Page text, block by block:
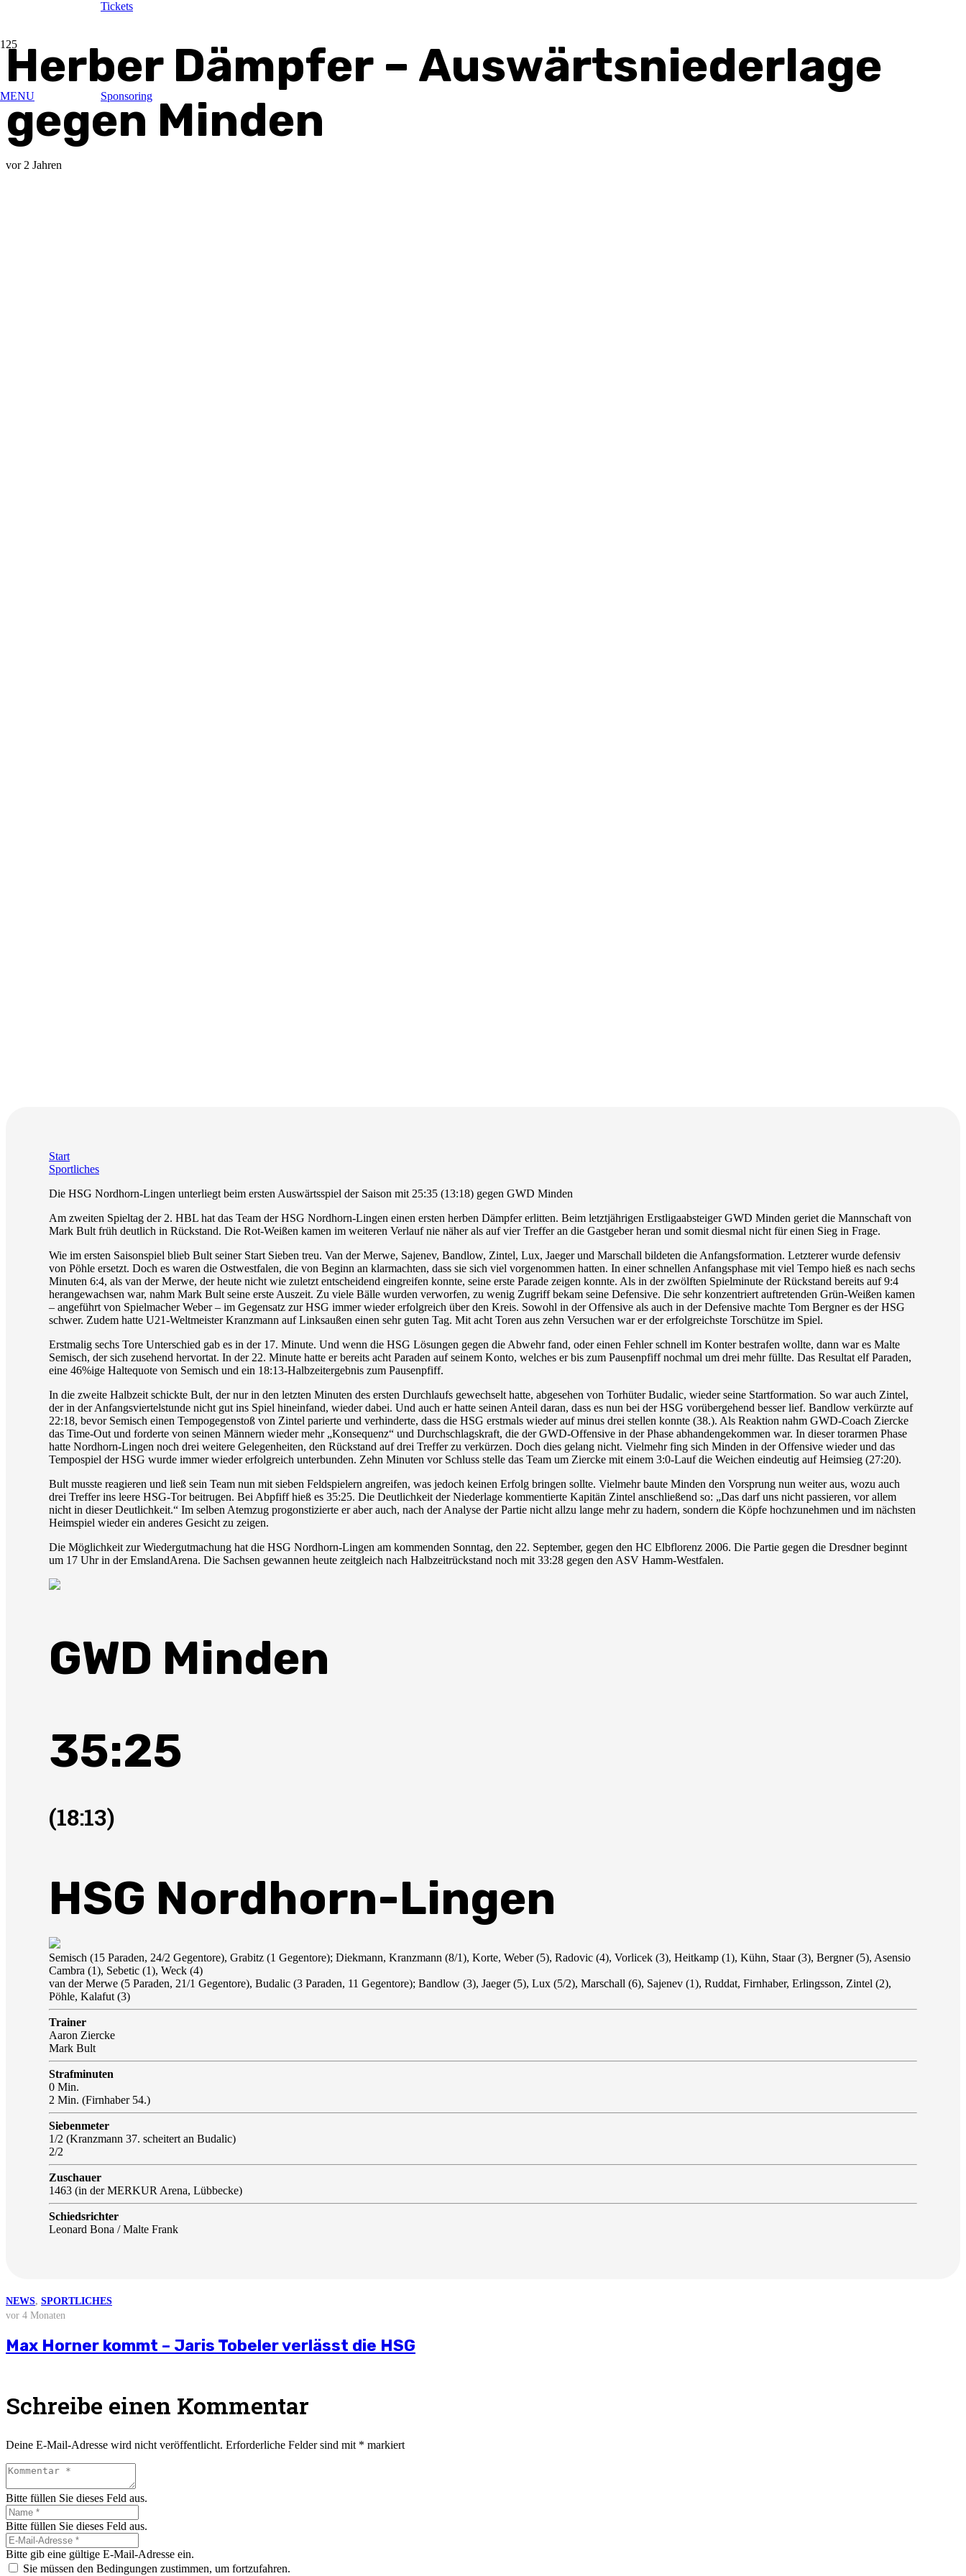
MENU
Tickets
Sponsoring
Herber Dämpfer – Auswärtsniederlage
gegen Minden
vor 2 Jahren
Start
Sportliches
Die HSG Nordhorn-Lingen unterliegt beim ersten Auswärtsspiel der Saison mit 25:35 (13:18) gegen GWD Minden
Am zweiten Spieltag der 2. HBL hat das Team der HSG Nordhorn-Lingen einen ersten herben Dämpfer erlitten. Beim letztjährigen Erstligaabsteiger GWD Minden geriet die Mannschaft von
Mark Bult früh deutlich in Rückstand. Die Rot-Weißen kamen im weiteren Verlauf nie näher als auf vier Treffer an die Gastgeber heran und somit diesmal nicht für einen Sieg in Frage.
Wie im ersten Saisonspiel blieb Bult seiner Start Sieben treu. Van der Merwe, Sajenev, Bandlow, Zintel, Lux, Jaeger und Marschall bildeten die Anfangsformation. Letzterer wurde defensiv
von Pöhle ersetzt. Doch es waren die Ostwestfalen, die von Beginn an klarmachten, dass sie sich viel vorgenommen hatten. In einer schnellen Anfangsphase mit viel Tempo hieß es nach sechs
Minuten 6:4, als van der Merwe, der heute nicht wie zuletzt entscheidend eingreifen konnte, seine erste Parade zeigen konnte. Als in der zwölften Spielminute der Rückstand bereits auf 9:4
herangewachsen war, nahm Mark Bult seine erste Auszeit. Zu viele Bälle wurden verworfen, zu wenig Zugriff bekam seine Defensive. Die sehr konzentriert auftretenden Grün-Weißen kamen
– angeführt von Spielmacher Weber – im Gegensatz zur HSG immer wieder erfolgreich über den Kreis. Sowohl in der Offensive als auch in der Defensive machte Tom Bergner es der HSG
schwer. Zudem hatte U21-Weltmeister Kranzmann auf Linksaußen einen sehr guten Tag. Mit acht Toren aus zehn Versuchen war er der erfolgreichste Torschütze im Spiel.
Erstmalig sechs Tore Unterschied gab es in der 17. Minute. Und wenn die HSG Lösungen gegen die Abwehr fand, oder einen Fehler schnell im Konter bestrafen wollte, dann war es Malte
Semisch, der sich zusehend hervortat. In der 22. Minute hatte er bereits acht Paraden auf seinem Konto, welches er bis zum Pausenpfiff nochmal um drei mehr füllte. Das Resultat elf Paraden,
eine 46%ige Haltequote von Semisch und ein 18:13-Halbzeitergebnis zum Pausenpfiff.
In die zweite Halbzeit schickte Bult, der nur in den letzten Minuten des ersten Durchlaufs gewechselt hatte, abgesehen von Torhüter Budalic, wieder seine Startformation. So war auch Zintel,
der in der Anfangsviertelstunde nicht gut ins Spiel hineinfand, wieder dabei. Und auch er hatte seinen Anteil daran, dass es nun bei der HSG vorübergehend besser lief. Bandlow verkürzte auf
22:18, bevor Semisch einen Tempogegenstoß von Zintel parierte und verhinderte, dass die HSG erstmals wieder auf minus drei stellen konnte (38.). Als Reaktion nahm GWD-Coach Ziercke
das Time-Out und forderte von seinen Männern wieder mehr „Konsequenz“ und Durchschlagskraft, die der GWD-Offensive in der Phase abhandengekommen war. In dieser torarmen Phase
hatte Nordhorn-Lingen noch drei weitere Gelegenheiten, den Rückstand auf drei Treffer zu verkürzen. Doch dies gelang nicht. Vielmehr fing sich Minden in der Offensive wieder und das
Tempospiel der HSG wurde immer wieder erfolgreich unterbunden. Zehn Minuten vor Schluss stelle das Team um Ziercke mit einem 3:0-Lauf die Weichen eindeutig auf Heimsieg (27:20).
Bult musste reagieren und ließ sein Team nun mit sieben Feldspielern angreifen, was jedoch keinen Erfolg bringen sollte. Vielmehr baute Minden den Vorsprung nun weiter aus, wozu auch
drei Treffer ins leere HSG-Tor beitrugen. Bei Abpfiff hieß es 35:25. Die Deutlichkeit der Niederlage kommentierte Kapitän Zintel anschließend so: „Das darf uns nicht passieren, vor allem
nicht in dieser Deutlichkeit.“ Im selben Atemzug progonstizierte er aber auch, nach der Analyse der Partie nicht allzu lange mehr zu hadern, sondern die Köpfe hochzunehmen und im nächsten
Heimspiel wieder ein anderes Gesicht zu zeigen.
Die Möglichkeit zur Wiedergutmachung hat die HSG Nordhorn-Lingen am kommenden Sonntag, den 22. September, gegen den HC Elbflorenz 2006. Die Partie gegen die Dresdner beginnt
um 17 Uhr in der EmslandArena. Die Sachsen gewannen heute zeitgleich nach Halbzeitrückstand noch mit 33:28 gegen den ASV Hamm-Westfalen.
GWD Minden
35:25
(18:13)
HSG Nordhorn-Lingen
Semisch (15 Paraden, 24/2 Gegentore), Grabitz (1 Gegentore); Diekmann, Kranzmann (8/1), Korte, Weber (5), Radovic (4), Vorlicek (3), Heitkamp (1), Kühn, Staar (3), Bergner (5), Asensio
Cambra (1), Sebetic (1), Weck (4)
van der Merwe (5 Paraden, 21/1 Gegentore), Budalic (3 Paraden, 11 Gegentore); Bandlow (3), Jaeger (5), Lux (5/2), Marschall (6), Sajenev (1), Ruddat, Firnhaber, Erlingsson, Zintel (2),
Pöhle, Kalafut (3)
Trainer
Aaron Ziercke
Mark Bult
Strafminuten
0 Min.
2 Min. (Firnhaber 54.)
Siebenmeter
1/2 (Kranzmann 37. scheitert an Budalic)
2/2
Zuschauer
1463 (in der MERKUR Arena, Lübbecke)
Schiedsrichter
Leonard Bona / Malte Frank
Weitere News
NEWS
vor 3 Wochen
Stellungnahme zur aktuellen wirtschaftlichen Situation
NEWS
vor 1 Monat
Saisonvorbereitung 2026/27
NEWS
vor 2 Monaten
Björn Zintel geht – Emiel Hoogland kommt
NEWS
vor 3 Monaten
Mathis Berger übernimmt Social Media und Öffentlichkeitsarbeit
NEWS, SPORTLICHES
vor 4 Monaten
Max Horner kommt – Jaris Tobeler verlässt die HSG
Schreibe einen Kommentar
Deine E-Mail-Adresse wird nicht veröffentlicht. Erforderliche Felder sind mit * markiert
Bitte füllen Sie dieses Feld aus.
Bitte füllen Sie dieses Feld aus.
Bitte gib eine gültige E-Mail-Adresse ein.
Sie müssen den Bedingungen zustimmen, um fortzufahren.